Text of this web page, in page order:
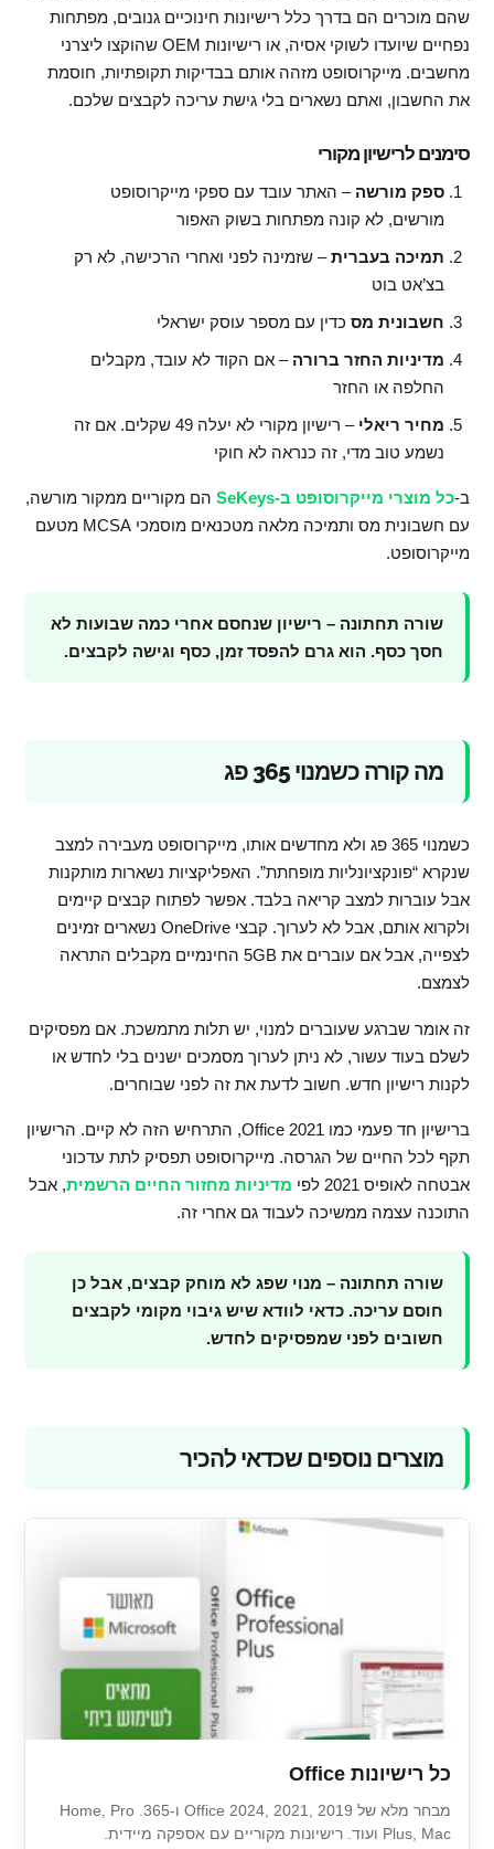
שהם מוכרים הם בדרך כלל רישיונות חינוכיים גנובים, מפתחות
נפחיים שיועדו לשוקי אסיה, או רישיונות OEM שהוקצו ליצרני
מחשבים. מייקרוסופט מזהה אותם בבדיקות תקופתיות, חוסמת
את החשבון, ואתם נשארים בלי גישת עריכה לקבצים שלכם.
סימנים לרישיון מקורי
ספק מורשה – האתר עובד עם ספקי מייקרוסופט
מורשים, לא קונה מפתחות בשוק האפור
תמיכה בעברית– שזמינה לפני ואחרי הרכישה, לא רק
בצ’אט בוט
חשבונית מסכדין עם מספר עוסק ישראלי
מדיניות החזר ברורה – אם הקוד לא עובד, מקבלים
החלפה או החזר
מחיר ריאלי
– רישיון מקורי לא יעלה 49 שקלים. אם זה
נשמע טוב מדי, זה כנראה לא חוקי
ב-כל מוצרי מייקרוסופט ב-SeKeys
הם מקוריים ממקור מורשה,
עם חשבונית מס ותמיכה מלאה מטכנאים מוסמכי MCSA מטעם
מייקרוסופט.
שורה תחתונה – רישיון שנחסם אחרי כמה שבועות לא
חסך כסף. הוא גרם להפסד זמן, כסף וגישה לקבצים.
מה קורה כשמנוי 365 פג
כשמנוי 365 פג ולא מחדשים אותו, מייקרוסופט מעבירה למצב
שנקרא “פונקציונליות מופחתת”. האפליקציות נשארות מותקנות
אבל עוברות למצב קריאה בלבד. אפשר לפתוח קבצים קיימים
ולקרוא אותם, אבל לא לערוך. קבצי OneDrive נשארים זמינים
לצפייה, אבל אם עוברים את 5GB החינמיים מקבלים התראה
לצמצם.
זה אומר שברגע שעוברים למנוי, יש תלות מתמשכת. אם מפסיקים
לשלם בעוד עשור, לא ניתן לערוך מסמכים ישנים בלי לחדש או
לקנות רישיון חדש. חשוב לדעת את זה לפני שבוחרים.
ברישיון חד פעמי כמו Office 2021, התרחיש הזה לא קיים. הרישיון
תקף לכל החיים של הגרסה. מייקרוסופט תפסיק לתת עדכוני
אבטחה לאופיס 2021 לפי
מדיניות מחזור החיים הרשמית, אבל
התוכנה עצמה ממשיכה לעבוד גם אחרי זה.
שורה תחתונה – מנוי שפג לא מוחק קבצים, אבל כן
חוסם עריכה. כדאי לוודא שיש גיבוי מקומי לקבצים
חשובים לפני שמפסיקים לחדש.
מוצרים נוספים שכדאי להכיר
כל רישיונות Office
מבחר מלא של Office 2024, 2021, 2019 ו-365. Home, Pro
Plus, Mac ועוד. רישיונות מקוריים עם אספקה מיידית.